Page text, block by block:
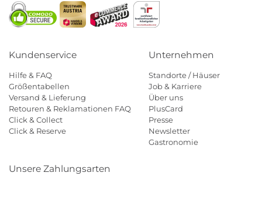
Kundenservice
Hilfe & FAQ
Größentabellen
Versand & Lieferung
Retouren & Reklamationen FAQ
Click & Collect
Click & Reserve
Unternehmen
Standorte / Häuser
Job & Karriere
Über uns
PlusCard
Presse
Newsletter
Gastronomie
Unsere Zahlungsarten